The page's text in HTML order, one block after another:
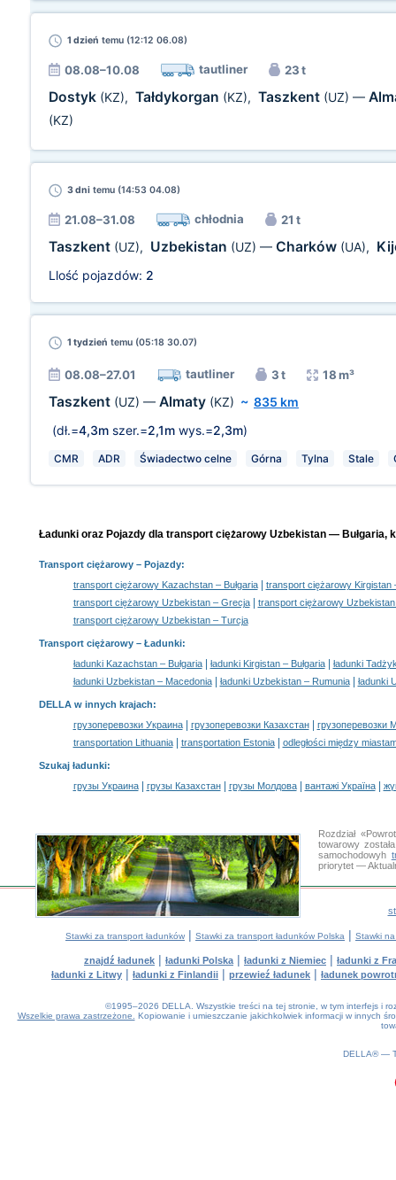
1 dzień temu (12:12 06.08)
08.08–10.08 tautliner 23 t
Dostyk (KZ), Tałdykorgan (KZ), Taszkent (UZ) —
(KZ)
3 dni temu (14:53 04.08)
21.08–31.08 chłodnia 21 t
Taszkent (UZ), Uzbekistan (UZ) — Charków (UA),
Llość pojazdów: 2
1 tydzień temu (05:18 30.07)
08.08–27.01 tautliner 3 t 18 m³
Taszkent (UZ) — Almaty (KZ) ~ 835 km
(dł.=4,3m szer.=2,1m wys.=2,3m)
CMR ADR Świadectwo celne Górna Tylna Stale
Ładunki oraz Pojazdy dla transport ciężarowy Uzbekistan — Bułgaria,
Transport ciężarowy– Pojazdy:
transport ciężarowy Kazachstan – Bułgaria|
transport ciężarowy Kirgistan
transport ciężarowy Uzbekistan – Grecja|
transport ciężarowy
transport ciężarowy Uzbekistan – Turcja
Transport ciężarowy – Ładunki:
ładunki Kazachstan – Bułgaria| ładunki Kirgistan – Bułgaria|
ładunki
ładunki Uzbekistan – Macedonia| ładunki Uzbekistan – Rumunia| ładunki
DELLA w innych krajach:
грузоперевозки Украина| грузоперевозки Казахстан|
грузоперевозки
transportation Lithuania| transportation Estonia| odległości między
Szukaj ładunki:
грузы Украина| грузы Казахстан| грузы Молдова| вантажі Україна|
Rozdział
towarowy
samochodowyh
priorytet —
Stawki za transport ładunków | Stawki za transport ładunków Polska | Stawki
znajdź ładunek | ładunki Polska | ładunki z Niemiec | ładunki z
ładunki z Litwy | ładunki z Finlandii | przewieź ładunek | ładunek
©1995–2026 DELLA. Wszystkie treści na tej stronie, w tym interfejs i
Wszelkie prawa zastrzeżone.
Kopiowanie i umieszczanie jakichkolwiek informacji w innych
DELLA® —